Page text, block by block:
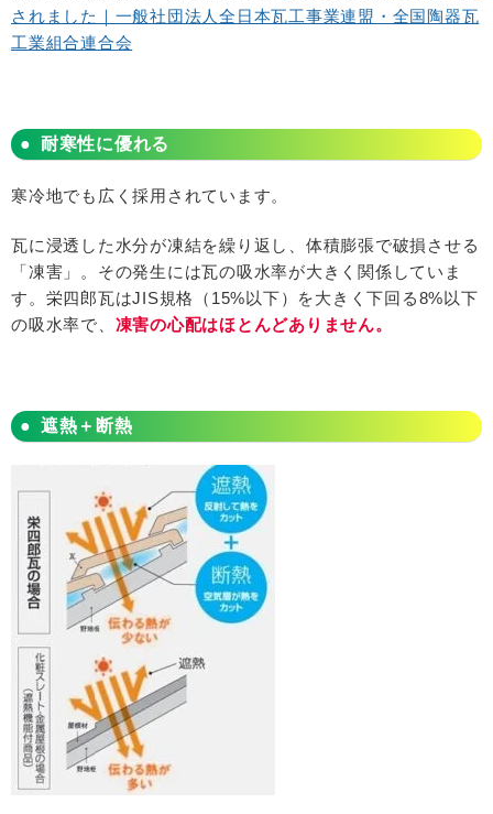
されました｜一般社団法人全日本瓦工事業連盟・全国陶器瓦
工業組合連合会
耐寒性に優れる
寒冷地でも広く採用されています。
瓦に浸透した水分が凍結を繰り返し、体積膨張で破損させる
「凍害」。その発生には瓦の吸水率が大きく関係していま
す。栄四郎瓦はJIS規格（ 15%以下）を大きく下回る8%以下
の吸水率で、 凍害の心配はほとんどありません。
遮熱＋断熱